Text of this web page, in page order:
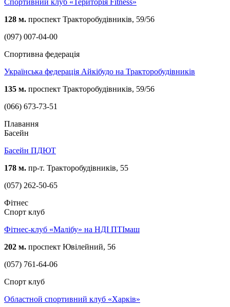
128 м. проспект Тракторобудівників, 59/56
(097) 007-04-00
Спортивна федерація
Українська федерація Айкібудо на Тракторобудівників
135 м. проспект Тракторобудівників, 59/56
(066) 673-73-51
Плавання
Басейн
Басейн ПДЮТ
178 м. пр-т. Тракторобудівників, 55
(057) 262-50-65
Фітнес
Спорт клуб
Фітнес-клуб «Малібу» на НДІ ПТІмаш
202 м. проспект Ювілейний, 56
(057) 761-64-06
Спорт клуб
Oбластной спортивний клуб «Харків»